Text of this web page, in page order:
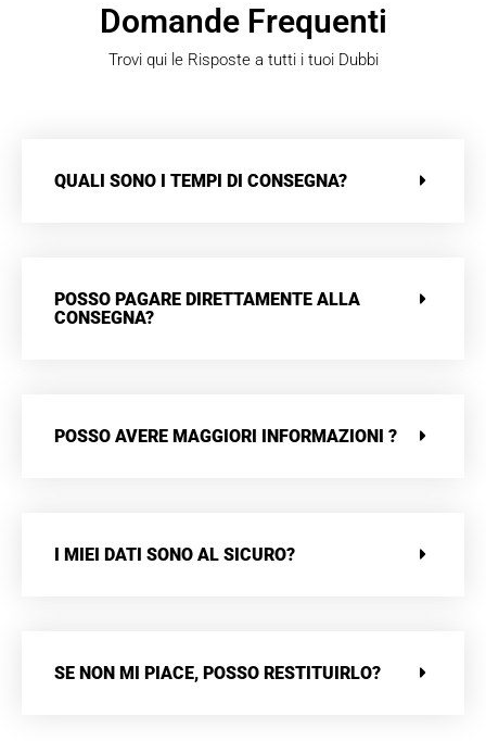
Domande Frequenti
Trovi qui le Risposte a tutti i tuoi Dubbi
QUALI SONO I TEMPI DI CONSEGNA?
POSSO PAGARE DIRETTAMENTE ALLA
CONSEGNA?
POSSO AVERE MAGGIORI INFORMAZIONI ?
I MIEI DATI SONO AL SICURO?
SE NON MI PIACE, POSSO RESTITUIRLO?